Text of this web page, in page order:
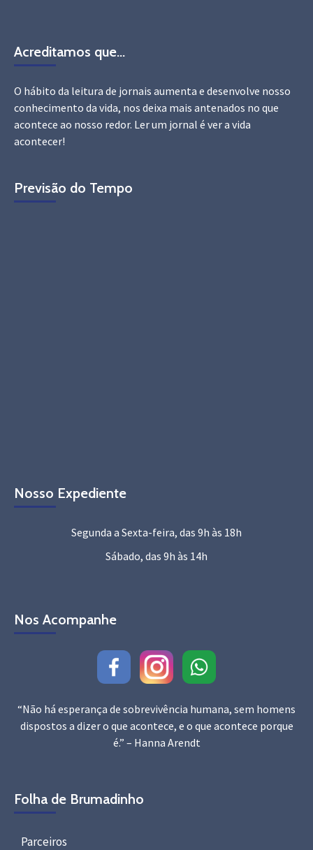
Acreditamos que…
O hábito da leitura de jornais aumenta e desenvolve nosso
conhecimento da vida, nos deixa mais antenados no que
acontece ao nosso redor. Ler um jornal é ver a vida
acontecer!
Previsão do Tempo
Nosso Expediente
Segunda a Sexta-feira, das 9h às 18h
Sábado, das 9h às 14h
Nos Acompanhe
“Não há esperança de sobrevivência humana, sem homens
dispostos a dizer o que acontece, e o que acontece porque
é.” – Hanna Arendt
Folha de Brumadinho
Parceiros